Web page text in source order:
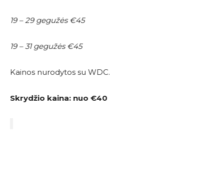
19 – 29 gegužės €45
19 – 31 gegužės €45
Kainos nurodytos su WDC.
Skrydžio kaina: nuo €40